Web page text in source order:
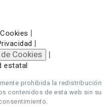
|
|
Cookies |
estatal
prohibida la redistribución
contenidos de esta web sin su